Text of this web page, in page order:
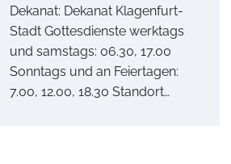
Dekanat: Dekanat Klagenfurt-
Stadt Gottesdienste werktags
und samstags: 06.30, 17.00
Sonntags und an Feiertagen:
7.00, 12.00, 18.30 Standort…